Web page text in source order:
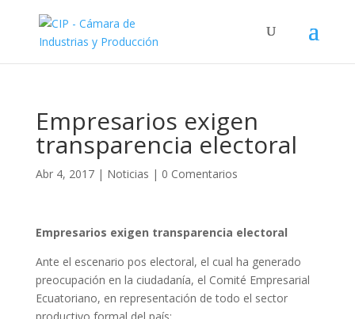
Empresarios exigen
transparencia electoral
Abr 4, 2017| Noticias | 0 Comentarios
Empresarios exigen transparencia electoral
Ante el escenario pos electoral, el cual ha generado
preocupación en la ciudadanía, el Comité Empresarial
Ecuatoriano, en representación de todo el sector